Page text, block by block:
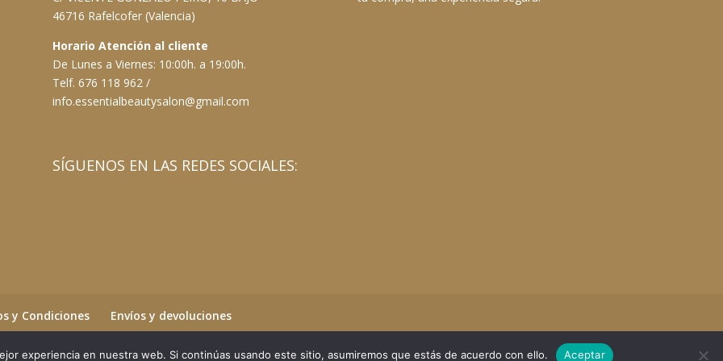
46716 Rafelcofer (Valencia)
Horario Atención al cliente
De Lunes a Viernes: 10:00h. a 19:00h.
Telf. 676 118 962 /
info.essentialbeautysalon@gmail.com
SÍGUENOS EN LAS REDES SOCIALES:
y Condiciones Envíos y devoluciones
experiencia en nuestra web. Si continúas usando este sitio, asumiremos que estás de acuerdo con ello. Aceptar